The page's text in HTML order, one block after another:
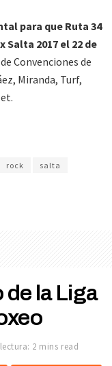
para que Ruta 34
2017 el 22 de
Convenciones de
Miranda, Turf,
rock
salta
de la Liga
2 mins read